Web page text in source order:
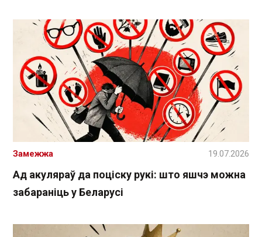
Ад акуляраў да поціску рукі: што яшчэ можна
забараніць у Беларусі
Замежжа 19.07.2026